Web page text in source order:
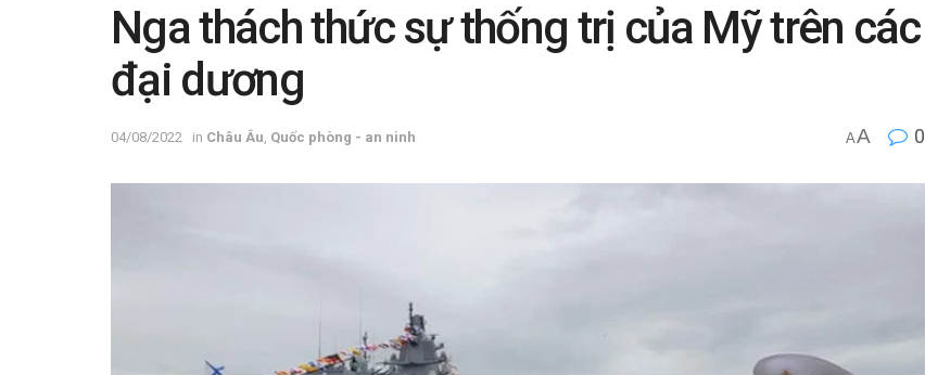
Nga thách thức sự thống trị của Mỹ trên các
đại dương
04/08/2022 in Châu Âu Quốc phòng - an ninh AA 0